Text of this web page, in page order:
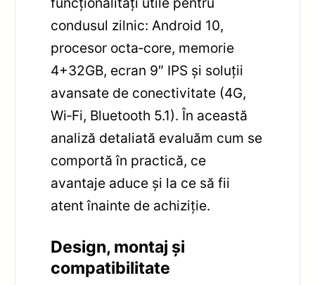
condusul zilnic: Android 10,
procesor octa‑core, memorie
4+32GB, ecran 9″ IPS și soluții
avansate de conectivitate (4G,
Wi‑Fi, Bluetooth 5.1). În această
analiză detaliată evaluăm cum se
comportă în practică, ce
avantaje aduce și la ce să fii
atent înainte de achiziție.
Design, montaj și
compatibilitate